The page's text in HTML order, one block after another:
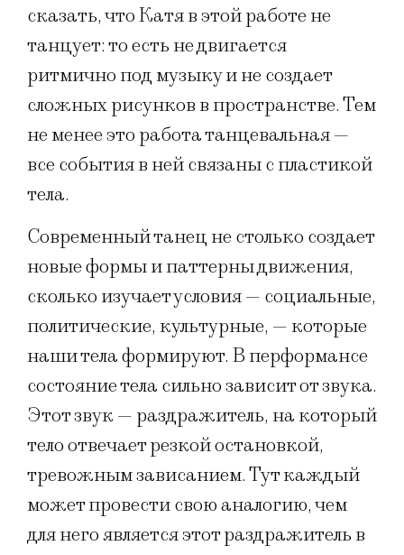
сказать, что Катя в этой работе не
танцует: то есть не двигается
ритмично под музыку и не создает
сложных рисунков в пространстве. Тем
не менее это работа танцевальная —
все события в ней связаны с пластикой
тела.
Современный танец не столько создает
новые формы и паттерны движения,
сколько изучает условия — социальные,
политические, культурные, — которые
наши тела формируют. В перформансе
состояние тела сильно зависит от звука.
Этот звук — раздражитель, на который
тело отвечает резкой остановкой,
тревожным зависанием. Тут каждый
может провести свою аналогию, чем
для него является этот раздражитель в